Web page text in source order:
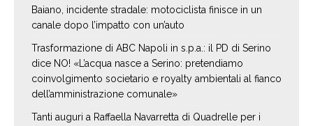
Baiano, incidente stradale: motociclista finisce in un
canale dopo l’impatto con un’auto
Trasformazione di ABC Napoli in s.p.a.: il PD di Serino
dice NO! «L’acqua nasce a Serino: pretendiamo
coinvolgimento societario e royalty ambientali al fianco
dell’amministrazione comunale»
Tanti auguri a Raffaella Navarretta di Quadrelle per i